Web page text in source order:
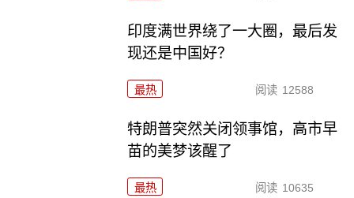
印度满世界绕了一大圈，最后发
现还是中国好？
最热 阅读 12588
特朗普突然关闭领事馆，高市早
苗的美梦该醒了
最热 阅读 10635